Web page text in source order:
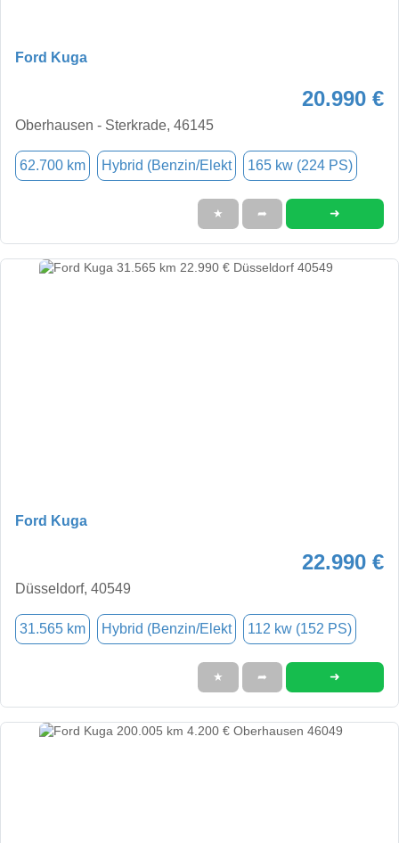
Ford Kuga
20.990 €
Oberhausen - Sterkrade, 46145
62.700 km Hybrid (Benzin/Elekt 165 kw (224 PS)
★ ➦ ➜
Ford Kuga
22.990 €
Düsseldorf, 40549
31.565 km Hybrid (Benzin/Elekt 112 kw (152 PS)
★ ➦ ➜